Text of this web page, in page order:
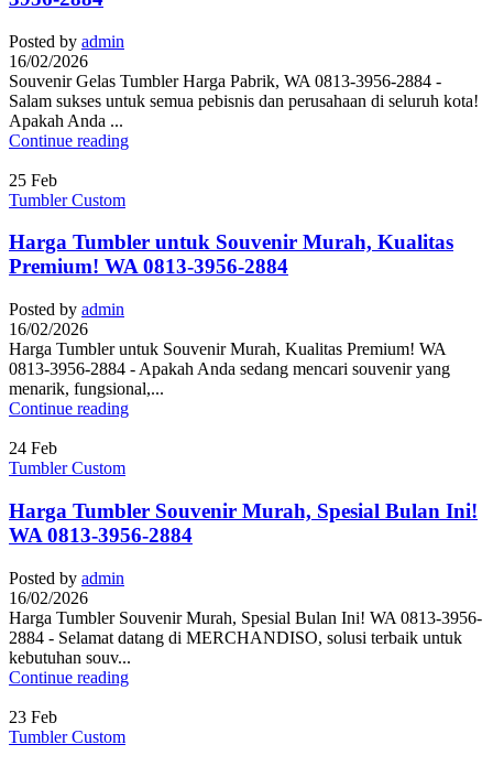
Posted by admin
16/02/2026
Souvenir Gelas Tumbler Harga Pabrik, WA 0813-3956-2884 -
Salam sukses untuk semua pebisnis dan perusahaan di seluruh kota!
Apakah Anda ...
Continue reading
25 Feb
Tumbler Custom
Harga Tumbler untuk Souvenir Murah, Kualitas
Premium! WA 0813-3956-2884
Posted by admin
16/02/2026
Harga Tumbler untuk Souvenir Murah, Kualitas Premium! WA
0813-3956-2884 - Apakah Anda sedang mencari souvenir yang
menarik, fungsional,...
Continue reading
24 Feb
Tumbler Custom
Harga Tumbler Souvenir Murah, Spesial Bulan Ini!
WA 0813-3956-2884
Posted by admin
16/02/2026
Harga Tumbler Souvenir Murah, Spesial Bulan Ini! WA 0813-3956-
2884 - Selamat datang di MERCHANDISO, solusi terbaik untuk
kebutuhan souv...
Continue reading
23 Feb
Tumbler Custom